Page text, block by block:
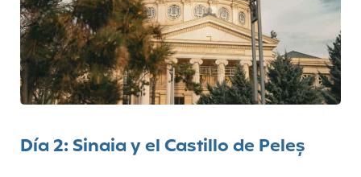
Día 2: Sinaia y el Castillo de Peleș